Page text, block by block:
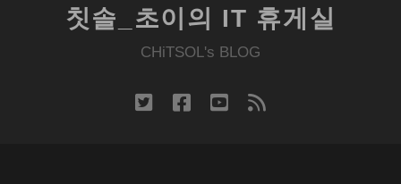
칫솔_초이의 IT 휴게실
CHiTSOL's BLOG
twitter facebook
youtube
rss